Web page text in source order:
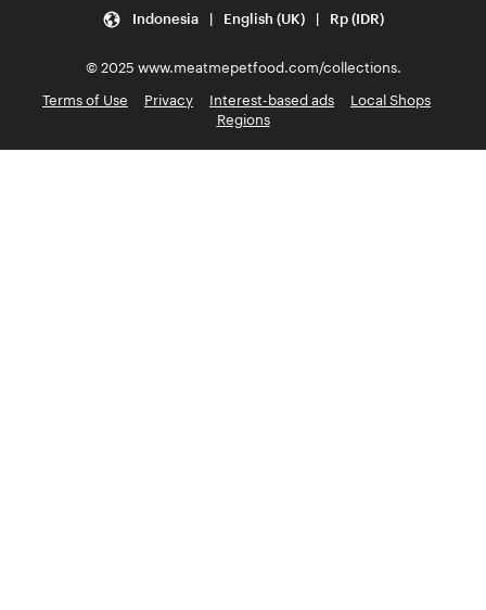
Indonesia | English (UK) | Rp (IDR)
© 2025 www.meatmepetfood.com/collections.
Terms of Use
Privacy Interest-based ads
Local Shops
Regions